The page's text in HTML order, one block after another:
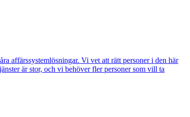
affärssystemlösningar. Vi vet att rätt personer i den här
är stor, och vi behöver fler personer som vill ta